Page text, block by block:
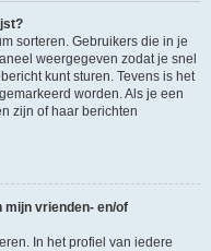
sorteren. Gebruikers die in je
weergegeven zodat je snel
kunt sturen. Tevens is het
worden. Als je een
zijn of haar berichten
mijn vrienden- en/of
In het profiel van iedere